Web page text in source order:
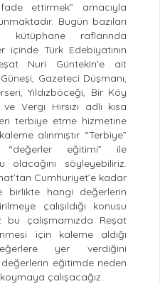
ettirmek” amacıyla
Bugün bazıları
raflarında
Türk Edebiyatının
Nuri Güntekin’e ait
Gazeteci Düşmanı,
Yıldızböceği, Bir Köy
Vergi Hırsızı adlı kısa
terbiye etme hizmetine
alınmıştır. “Terbiye”
“değerler eğitimi” ile
olacağını söyleyebiliriz.
Cumhuriyet’e kadar
birlikte hangi değerlerin
çalışıldığı konusu
bu çalışmamızda Reşat
için kaleme aldığı
yer verdiğini
eğitimde neden
çalışacağız.